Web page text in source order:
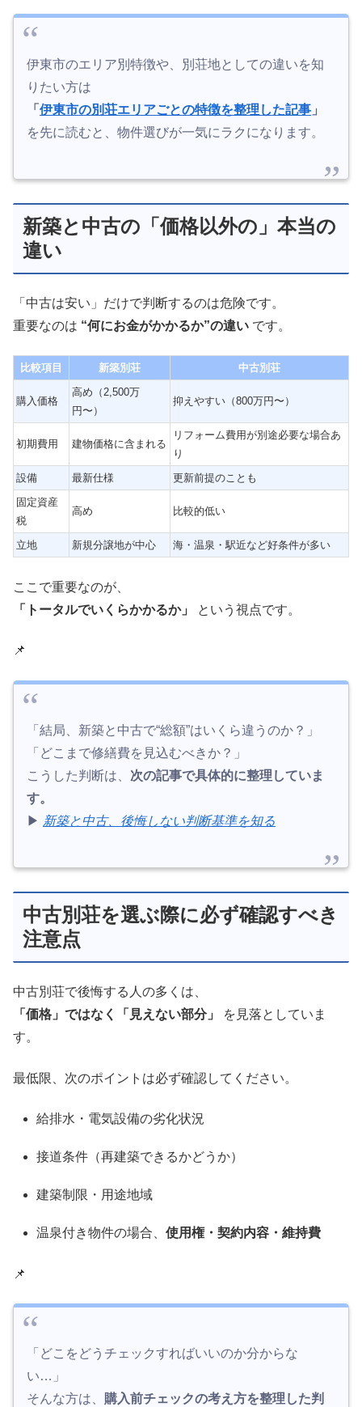
伊東市のエリア別特徴や、別荘地としての違いを知
りたい方は
「 伊東市の別荘エリアごとの特徴を整理した記事 」
を先に読むと、物件選びが一気にラクになります。
新築と中古の「価格以外の」本当の
違い
「中古は安い」だけで判断するのは危険です。
重要なのは “何にお金がかかるか”の違い です。
比較項目 新築別荘 中古別荘
購入価格
高め（2,500万
円〜）
抑えやすい（800万円〜）
初期費用 建物価格に含まれる
リフォーム費用が別途必要な場合あ
り
設備
最新仕様
更新前提のことも
固定資産
税
高め 比較的低い
立地 新規分譲地が中心 海・温泉・駅近など好条件が多い
ここで重要なのが、
「トータルでいくらかかるか」
という視点です。
📌
「結局、新築と中古で“総額”はいくら違うのか？」
「どこまで修繕費を見込むべきか？」
こうした判断は、 次の記事で具体的に整理していま
す。
▶︎ 新築と中古、後悔しない判断基準を知る
中古別荘を選ぶ際に必ず確認すべき
注意点
中古別荘で後悔する人の多くは、
「価格」ではなく「見えない部分」
を見落としていま
す。
最低限、次のポイントは必ず確認してください。
給排水・電気設備の劣化状況
接道条件（再建築できるかどうか）
建築制限・用途地域
温泉付き物件の場合、使用権・契約内容・維持費
📌
「どこをどうチェックすればいいのか分からな
い…」
そんな方は、 購入前チェックの考え方を整理した判